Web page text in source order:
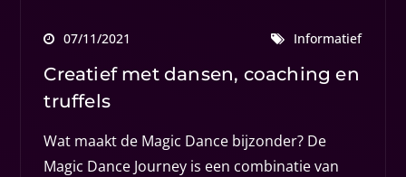
07/11/2021 Informatief
Creatief met dansen, coaching en
truffels
Wat maakt de Magic Dance bijzonder? De
Magic Dance Journey is een combinatie van